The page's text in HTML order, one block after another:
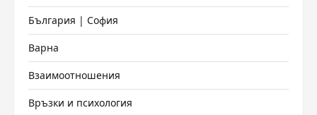
България | София
Варна
Взаимоотношения
Връзки и психология